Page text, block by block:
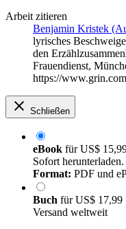
Arbeit zitieren
Benjamin Kristek
lyrisches
den
Frauendienst,
https://
Schließen
eBook fürUS$
Sofort
Format: PDF und
Buch fürUS$ 17,99
Versand weltweit